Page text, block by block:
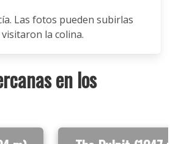
Las fotos pueden subirlas
la colina.
en los